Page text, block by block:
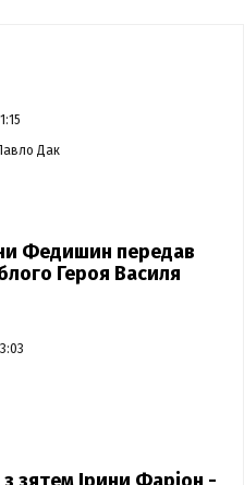
Дак
Федишин передав
Героя Василя